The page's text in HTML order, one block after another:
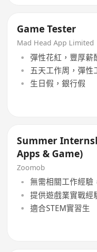
Game Tester
Mad Head App Limited
彈性花紅，豐厚薪
五天工作周，彈性
生日假，銀行假
Summer
Apps & Game)
Zoomob
無需相關工作經驗
提供遊戲業實戰經
適合STEM實習生